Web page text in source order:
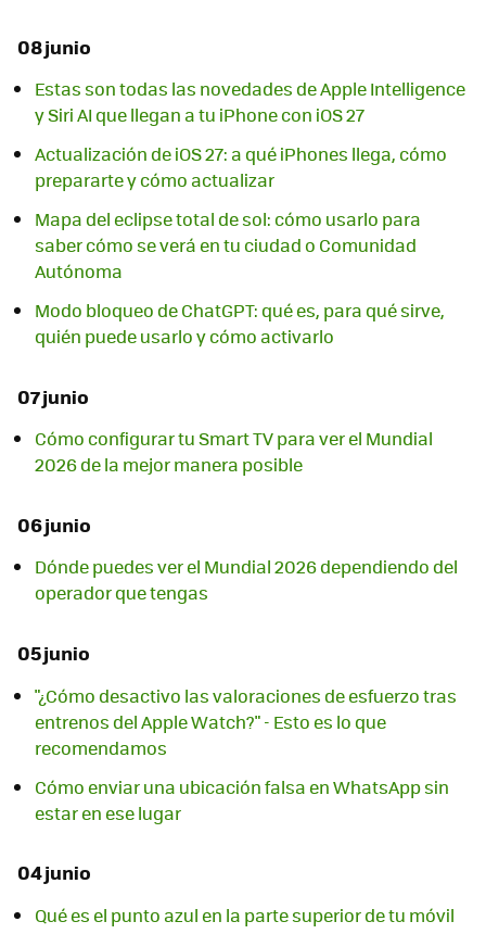
08 junio
Estas son todas las novedades de Apple Intelligence
y Siri AI que llegan a tu iPhone con iOS 27
Actualización de iOS 27: a qué iPhones llega, cómo
prepararte y cómo actualizar
Mapa del eclipse total de sol: cómo usarlo para
saber cómo se verá en tu ciudad o Comunidad
Autónoma
Modo bloqueo de ChatGPT: qué es, para qué sirve,
quién puede usarlo y cómo activarlo
07 junio
Cómo configurar tu Smart TV para ver el Mundial
2026 de la mejor manera posible
06 junio
Dónde puedes ver el Mundial 2026 dependiendo del
operador que tengas
05 junio
"¿Cómo desactivo las valoraciones de esfuerzo tras
entrenos del Apple Watch?" - Esto es lo que
recomendamos
Cómo enviar una ubicación falsa en WhatsApp sin
estar en ese lugar
04 junio
Qué es el punto azul en la parte superior de tu móvil